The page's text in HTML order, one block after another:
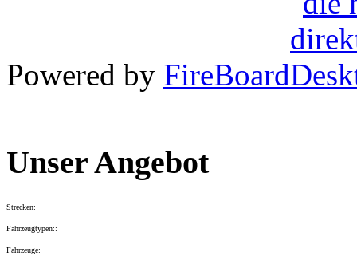
Powered by FireBoard
Unser Angebot
Strecken:
Fahrzeugtypen::
Fahrzeuge: